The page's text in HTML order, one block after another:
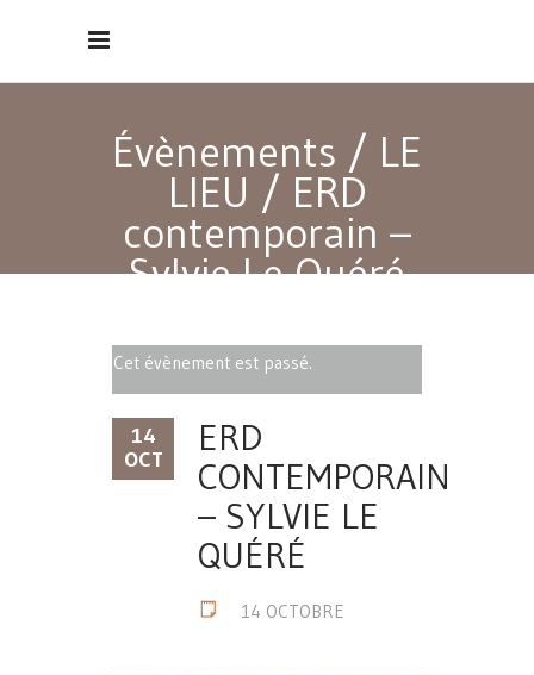
Évènements / LE
LIEU / ERD
contemporain –
Sylvie Le Quéré
Cet évènement est passé.
14
OCT
ERD
CONTEMPORAIN
– SYLVIE LE
QUÉRÉ
14 OCTOBRE